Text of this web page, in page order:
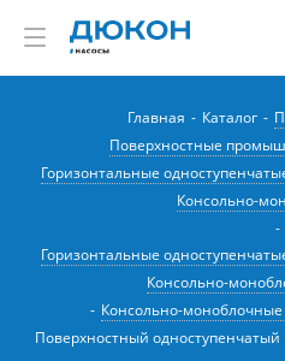
Главная - Каталог -
Поверхностные
Горизонтальные
Консольно-
-
Горизонтальные
Консольно-
- Консольно-моноблочные
Поверхностный одноступенчатый